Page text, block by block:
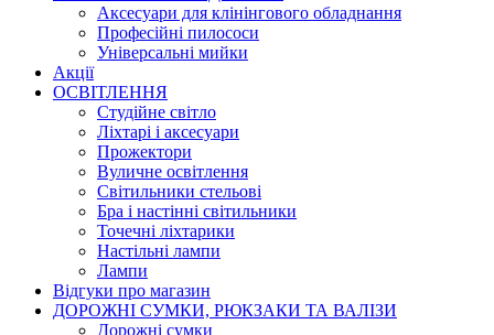
Аксесуари для клінінгового обладнання
Професійні пилососи
Універсальні мийки
Акції
ОСВІТЛЕННЯ
Студійне світло
Ліхтарі і аксесуари
Прожектори
Вуличне освітлення
Світильники стельові
Бра і настінні світильники
Точечні ліхтарики
Настільні лампи
Лампи
Відгуки про магазин
ДОРОЖНІ СУМКИ, РЮКЗАКИ ТА ВАЛІЗИ
Дорожні сумки